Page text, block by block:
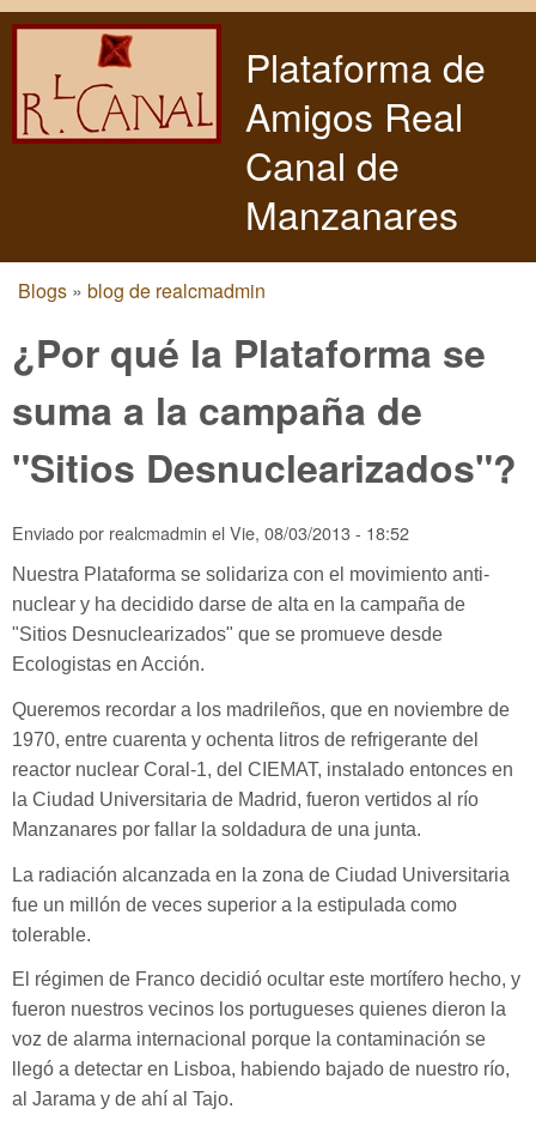
Pasar al contenido principal
Plataforma de
Amigos Real
Canal de
Manzanares
Usted está aquí
Blogs » blog de realcmadmin
¿Por qué la Plataforma se
suma a la campaña de
"Sitios Desnuclearizados"?
Enviado por realcmadmin elVie, 08/03/2013 - 18:52
Nuestra Plataforma se solidariza con el movimiento anti-
nuclear y ha decidido darse de alta en la campaña de
"Sitios Desnuclearizados" que se promueve desde
Ecologistas en Acción.
Queremos recordar a los madrileños, que en noviembre de
1970, entre cuarenta y ochenta litros de refrigerante del
reactor nuclear Coral-1, del CIEMAT, instalado entonces en
la Ciudad Universitaria de Madrid, fueron vertidos al río
Manzanares por fallar la soldadura de una junta.
La radiación alcanzada en la zona de Ciudad Universitaria
fue un millón de veces superior a la estipulada como
tolerable.
El régimen de Franco decidió ocultar este mortífero hecho, y
fueron nuestros vecinos los portugueses quienes dieron la
voz de alarma internacional porque la contaminación se
llegó a detectar en Lisboa, habiendo bajado de nuestro río,
al Jarama y de ahí al Tajo.